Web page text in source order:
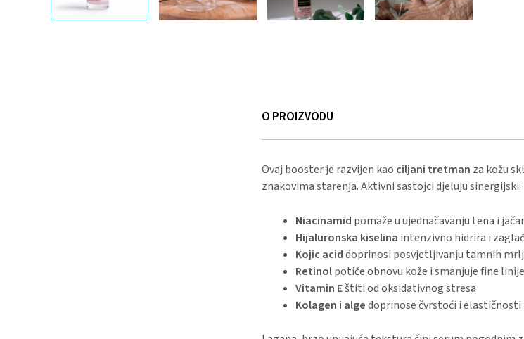
O PROIZVODU
Ovaj booster je razvijen kao ciljani tretman za kožu
znakovima starenja. Aktivni sastojci djeluju sinergijski:
Niacinamid pomaže u ujednačavanju tena i
Hijaluronska kiselina intenzivno hidrira i
Kojic aciddoprinosi posvjetljivanju tamnih
Retinolpotiče obnovu kože i smanjuje fine linije
Vitamin Eštiti od oksidativnog stresa
Kolagen i algedoprinose čvrstoći i elastičnosti